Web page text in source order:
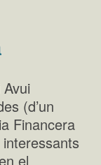
(d’un
Financera
el